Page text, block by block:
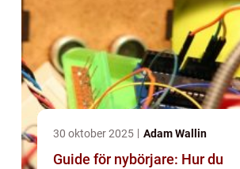
30 oktober 2025 Adam Wallin
Guide för nybörjare: Hur du